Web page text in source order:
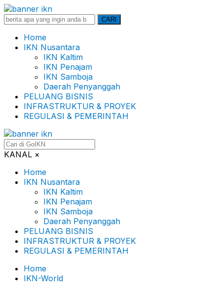
Search
CARI
Home
IKN Nusantara
IKN Kaltim
IKN Penajam
IKN Samboja
Daerah Penyanggah
PELUANG BISNIS
INFRASTRUKTUR & PROYEK
REGULASI & PEMERINTAH
KANAL ×
Home
IKN Nusantara
IKN Kaltim
IKN Penajam
IKN Samboja
Daerah Penyanggah
PELUANG BISNIS
INFRASTRUKTUR & PROYEK
REGULASI & PEMERINTAH
Home
IKN-World